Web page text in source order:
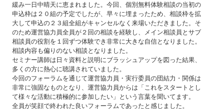
緩み一日中晴天に恵まれました。今回、個別無料体験相談の当初の
申込枠は２０組の予定でしたが、早々に埋まったため、相談枠を拡
大して申込の２３組全組がキャンセルなく来場いただきました。そ
のため運営協力員全員が２回の相談を経験し、メイン相談員とサブ
相談員の役割を１回ずつ体験でき非常に大きな自信となりました。
相談内容も偏りのない相談となりました。
セミナー講師は日々資料と説明にブラッシュアップを図った結果、
多くの方に熱心に聴講されていました。
今回のフォーラムを通じて運営協力員・実行委員の団結力・関係は
非常に強固なものとなり、運営協力員からは「これをスタートとし
て様々な活動に積極的に参加したい」という言葉を聞いてます。
全員が笑顔で終われた良いフォーラムであったと感じました。